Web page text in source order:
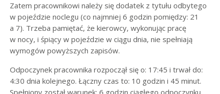
Zatem pracownikowi należy się dodatek z tytułu odbytego
w pojeździe noclegu (co najmniej 6 godzin pomiędzy: 21
a 7). Trzeba pamiętać, że kierowcy, wykonując pracę
w nocy, i śpiący w pojeździe w ciągu dnia, nie spełniają
wymogów powyższych zapisów.
Odpoczynek pracownika rozpoczął się o: 17:45 i trwał do:
4:30 dnia kolejnego. Łączny czas to: 10 godzin i 45 minut.